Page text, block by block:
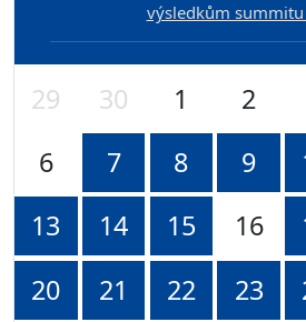
výsledkům summitu
29 30 1 2
6
7 8 9
13
14 15 16
20
21 22 23